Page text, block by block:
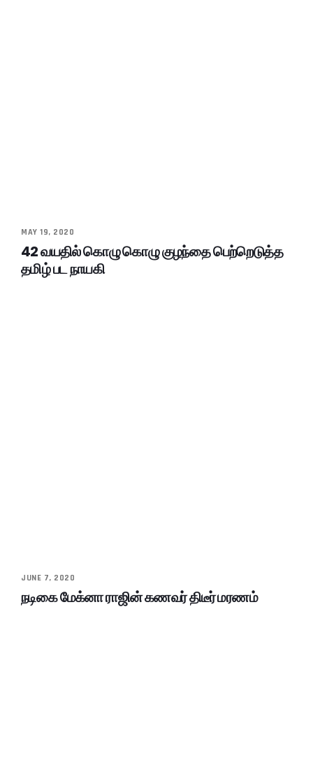
MAY 19, 2020
42 வயதில் கொழு கொழு குழந்தை பெற்றெடுத்த
தமிழ் பட நாயகி
JUNE 7, 2020
நடிகை மேக்னா ராஜின் கணவர் திடீர் மரணம்